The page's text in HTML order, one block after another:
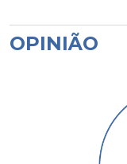
OPINIÃO